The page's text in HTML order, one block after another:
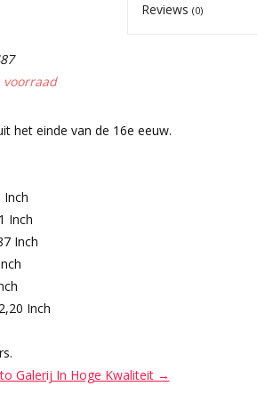
Reviews(0)
het einde van de 16e eeuw.
Inch
Inch
Inch
Inch
Galerij In Hoge Kwaliteit →